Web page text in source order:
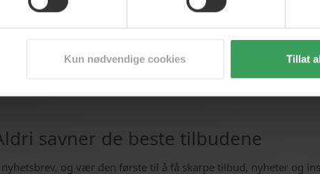
Kun nødvendige cookies Tillat
savner de beste tilbudene
og vær den første til å få skarpe tilbud, nyheter og